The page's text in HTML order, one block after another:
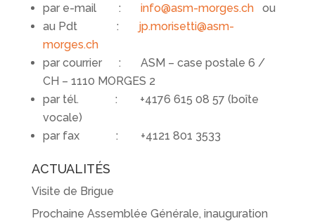
par e-mail : info@asm-morges.chou
au Pdt : jp.morisetti@asm-
morges.ch
par courrier : ASM – case postale 6 /
CH – 1110 MORGES 2
par tél. : +4176 615 08 57 (boîte
vocale)
par fax : +4121 801 3533
ACTUALITÉS
Visite de Brigue
Prochaine Assemblée Générale, inauguration